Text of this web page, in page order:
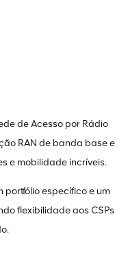
de Acesso por Rádio
RAN de banda base e
e mobilidade incríveis.
portfólio específico e um
flexibilidade aos CSPs